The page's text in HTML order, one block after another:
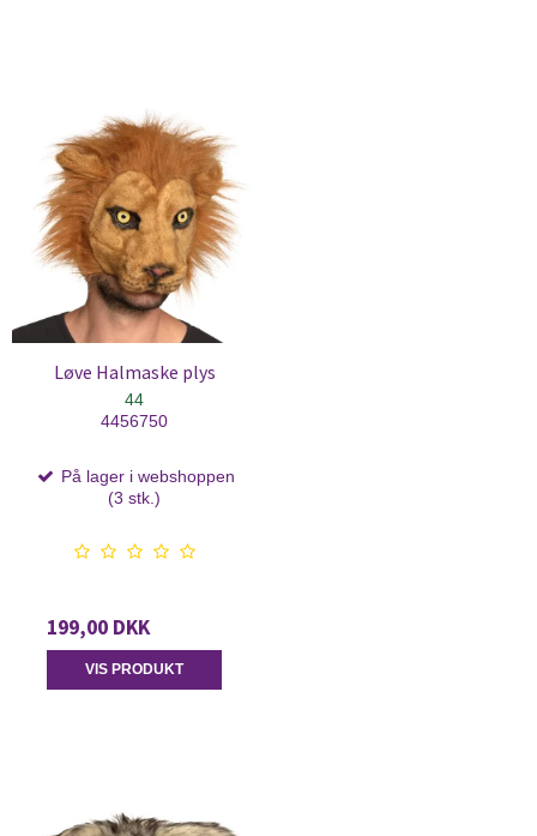
Løve Halmaske plys
44
4456750
På lager i webshoppen
(3 stk.)
199,00 DKK
VIS PRODUKT